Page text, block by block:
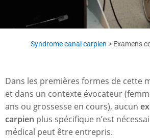
Syndrome canal carpien > Examens
Dans les premières formes de cette
et dans un contexte évocateur
ans ou grossesse en cours), aucun
carpien plus spécifique n’est
médical peut être entrepris.